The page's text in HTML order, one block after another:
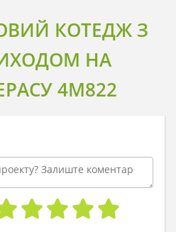
КОТЕДЖ З
НА
4M822